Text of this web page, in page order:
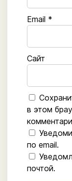
Email *
Сайт
в этом
по email.
почтой.